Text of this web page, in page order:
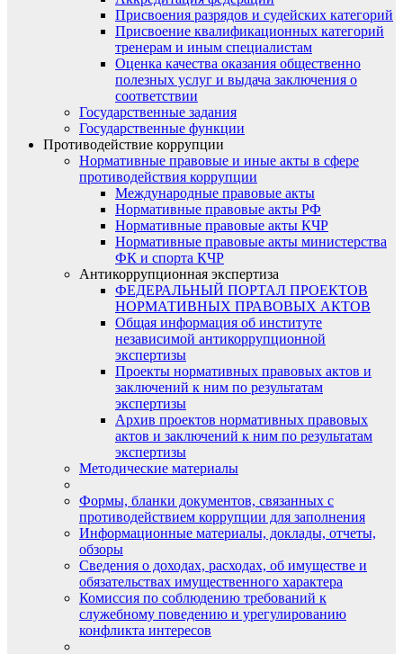
Присвоения разрядов и судейских категорий
Присвоение квалификационных категорий
тренерам и иным специалистам
Оценка качества оказания общественно
полезных услуг и выдача заключения о
соответствии
Государственные задания
Государственные функции
Противодействие коррупции
Нормативные правовые и иные акты в сфере
противодействия коррупции
Международные правовые акты
Нормативные правовые акты РФ
Нормативные правовые акты КЧР
Нормативные правовые акты министерства
ФК и спорта КЧР
Антикоррупционная экспертиза
ФЕДЕРАЛЬНЫЙ ПОРТАЛ ПРОЕКТОВ
НОРМАТИВНЫХ ПРАВОВЫХ АКТОВ
Общая информация об институте
независимой антикоррупционной
экспертизы
Проекты нормативных правовых актов и
заключений к ним по результатам
экспертизы
Архив проектов нормативных правовых
актов и заключений к ним по результатам
экспертизы
Методические материалы
Формы, бланки документов, связанных с
противодействием коррупции для заполнения
Информационные материалы, доклады, отчеты,
обзоры
Сведения о доходах, расходах, об имуществе и
обязательствах имущественного характера
Комиссия по соблюдению требований к
служебному поведению и урегулированию
конфликта интересов